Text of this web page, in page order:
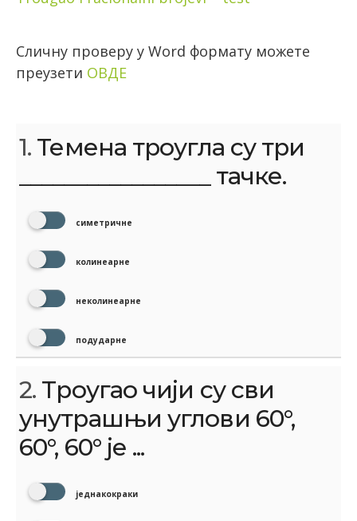
Сличну проверу у Word формату можете
преузети ОВДЕ
1. Темена троугла су три
_________________ тачке.
симетричне
колинеарне
неколинеарне
подударне
2. Троугао чији су сви
унутрашњи углови 60°,
60°, 60° је ...
једнакокраки